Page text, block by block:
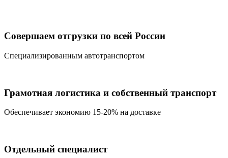
Совершаем отгрузки по всей России
Специализированным автотранспортом
Грамотная логистика и собственный транспорт
Обеспечивает экономию 15-20% на доставке
Отдельный специалист